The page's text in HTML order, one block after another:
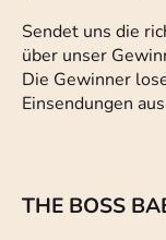
Sendet uns die
über unser
Die Gewinner
Einsendungen
THE BOSS